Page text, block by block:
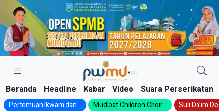
Skip
content
Beranda Headline Kabar Video Suara Perserikatan
Pertemuan Ikwam dan... Mudipat Children Choir... Suli Da’im